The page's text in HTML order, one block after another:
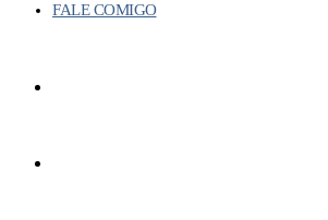
FALE COMIGO